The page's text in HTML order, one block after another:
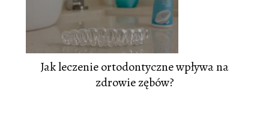
Jak leczenie ortodontyczne wpływa na
zdrowie zębów?